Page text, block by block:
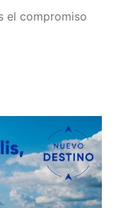
el compromiso